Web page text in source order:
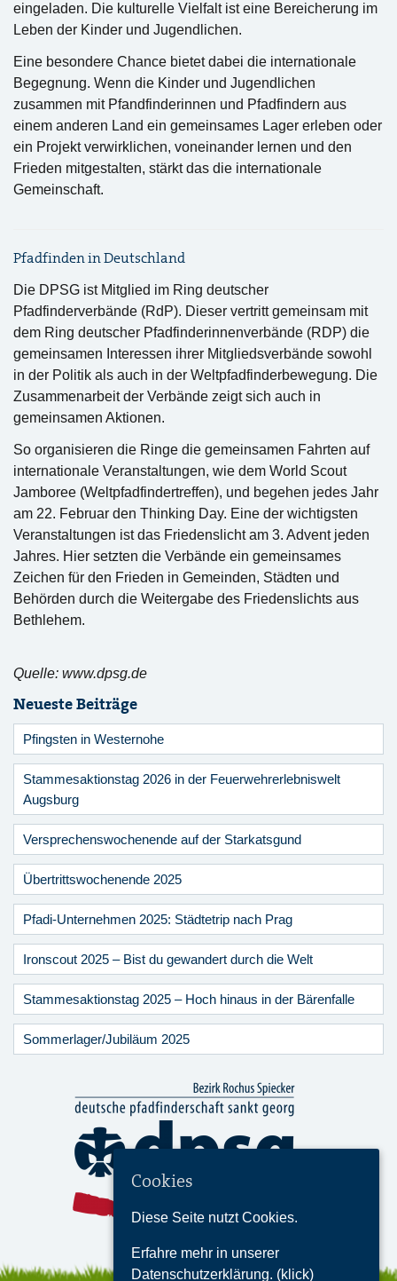
eingeladen. Die kulturelle Vielfalt ist eine Bereicherung im
Leben der Kinder und Jugendlichen.
Eine besondere Chance bietet dabei die internationale
Begegnung. Wenn die Kinder und Jugendlichen
zusammen mit Pfandfinderinnen und Pfadfindern aus
einem anderen Land ein gemeinsames Lager erleben oder
ein Projekt verwirklichen, voneinander lernen und den
Frieden mitgestalten, stärkt das die internationale
Gemeinschaft.
Pfadfinden in Deutschland
Die DPSG ist Mitglied im Ring deutscher
Pfadfinderverbände (RdP). Dieser vertritt gemeinsam mit
dem Ring deutscher Pfadfinderinnenverbände (RDP) die
gemeinsamen Interessen ihrer Mitgliedsverbände sowohl
in der Politik als auch in der Weltpfadfinderbewegung. Die
Zusammenarbeit der Verbände zeigt sich auch in
gemeinsamen Aktionen.
So organisieren die Ringe die gemeinsamen Fahrten auf
internationale Veranstaltungen, wie dem World Scout
Jamboree (Weltpfadfindertreffen), und begehen jedes Jahr
am 22. Februar den Thinking Day. Eine der wichtigsten
Veranstaltungen ist das Friedenslicht am 3. Advent jeden
Jahres. Hier setzten die Verbände ein gemeinsames
Zeichen für den Frieden in Gemeinden, Städten und
Behörden durch die Weitergabe des Friedenslichts aus
Bethlehem.
Quelle: www.dpsg.de
Neueste Beiträge
Pfingsten in Westernohe
Stammesaktionstag 2026 in der Feuerwehrerlebniswelt
Augsburg
Versprechenswochenende auf der Starkatsgund
Übertrittswochenende 2025
Pfadi-Unternehmen 2025: Städtetrip nach Prag
Ironscout 2025 – Bist du gewandert durch die Welt
Stammesaktionstag 2025 – Hoch hinaus in der Bärenfalle
Sommerlager/Jubiläum 2025
Cookies
Diese Seite nutzt Cookies.
Erfahre mehr in unserer
Datenschutzerklärung. (klick)